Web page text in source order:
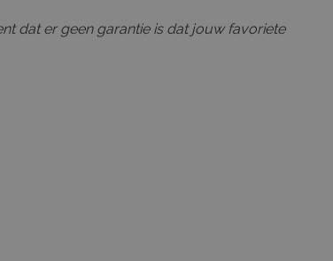
dat er geen garantie is dat jouw favoriete